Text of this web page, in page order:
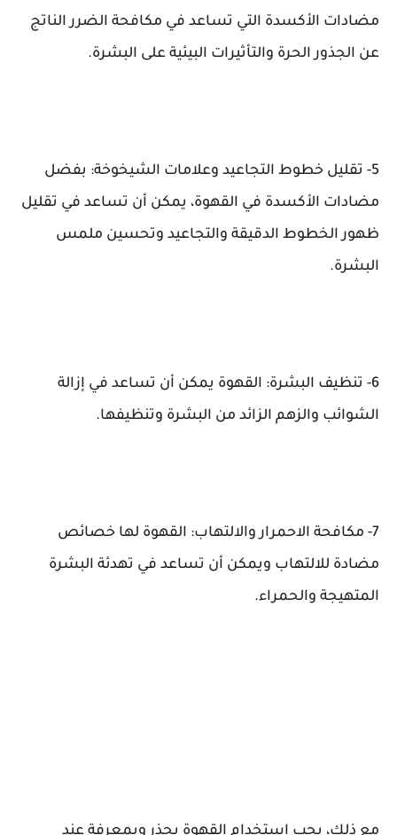
مضادات الأكسدة التي تساعد في مكافحة الضرر الناتج
عن الجذور الحرة والتأثيرات البيئية على البشرة.
5- تقليل خطوط التجاعيد وعلامات الشيخوخة: بفضل
مضادات الأكسدة في القهوة، يمكن أن تساعد في تقليل
ظهور الخطوط الدقيقة والتجاعيد وتحسين ملمس
البشرة.
6- تنظيف البشرة: القهوة يمكن أن تساعد في إزالة
الشوائب والزهم الزائد من البشرة وتنظيفها.
7- مكافحة الاحمرار والالتهاب: القهوة لها خصائص
مضادة للالتهاب ويمكن أن تساعد في تهدئة البشرة
المتهيجة والحمراء.
مع ذلك، يجب استخدام القهوة بحذر وبمعرفة عند